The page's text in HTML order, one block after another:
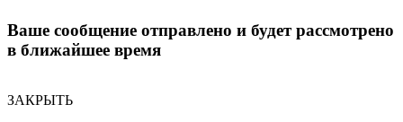
Ваше сообщение отправлено и будет рассмотрено
в ближайшее время
ЗАКРЫТЬ